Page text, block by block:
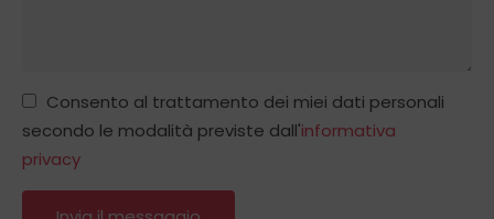
Consento al trattamento dei miei dati personali
secondo le modalità previste dall'informativa
privacy